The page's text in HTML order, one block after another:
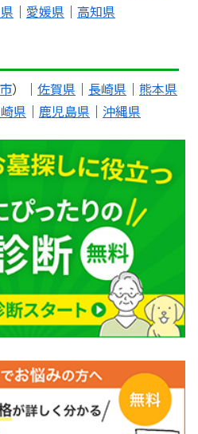
｜ 愛媛県 ｜ 高知県
）｜ 佐賀県 ｜ 長崎県 ｜ 熊本県
県 ｜ 鹿児島県 ｜ 沖縄県